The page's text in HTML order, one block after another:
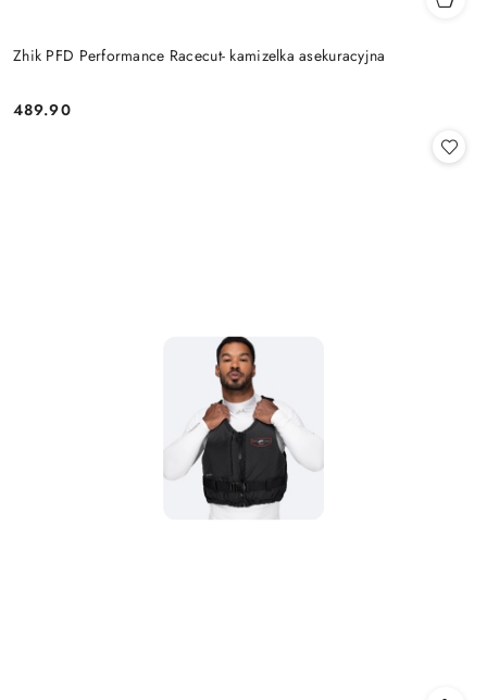
Zhik PFD Performance Racecut- kamizelka asekuracyjna
Cena:
489.90